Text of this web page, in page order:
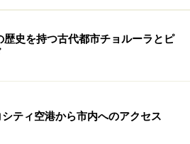
）
とも）：月～金曜9:00 ～18:00
ルセンター代表）
歴史を持つ古代都市チョルーラとピ
ティ空港から市内へのアクセス